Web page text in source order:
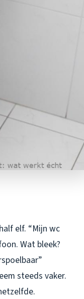
elf. “Mijn wc
Wat bleek?
steeds vaker.